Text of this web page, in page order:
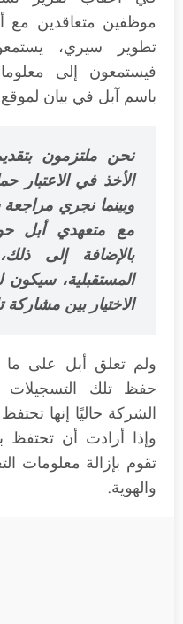
موظفين متعاقدين مع
تطوير سيري،
فيستمعون إلى
باسم آبل في بيان لموقع The Verge:
الأخذ في الاعتبار
وبينما نجري مراجعة
بالإضافة إلى
المستقبلية، سيكون
الاختيار بين مشاركة
ولم تعلق أبل على
حفظ تلك التسجيلات
الشركة حاليًا إنها
وإذا أرادت أن تحتفظ
تقوم بإزالة معلومات
والهوية.